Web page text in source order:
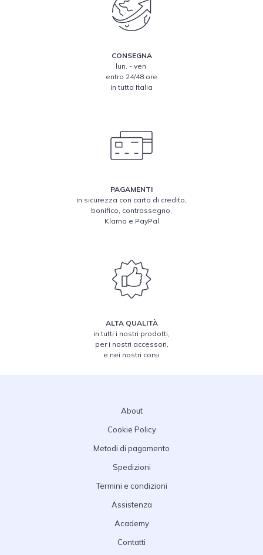
CONSEGNA
lun. - ven.
entro 24/48 ore
in tutta Italia
PAGAMENTI
in sicurezza con carta di credito,
bonifico, contrassegno,
Klarna e PayPal
ALTA QUALITÀ
in tutti i nostri prodotti,
per i nostri accessori,
e nei nostri corsi
About
Cookie Policy
Metodi di pagamento
Spedizioni
Termini e condizioni
Assistenza
Academy
Contatti